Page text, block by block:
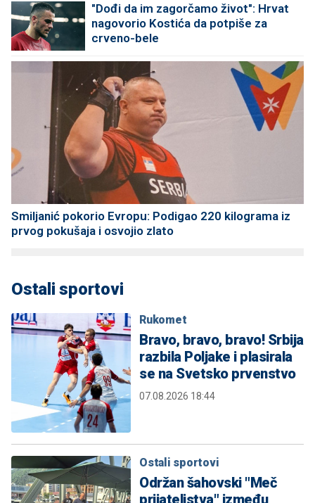
"Dođi da im zagorčamo život": Hrvat
nagovorio Kostića da potpiše za
crveno-bele
Smiljanić pokorio Evropu: Podigao 220 kilograma iz
prvog pokušaja i osvojio zlato
Ostali sportovi
Rukomet
Bravo, bravo, bravo! Srbija
razbila Poljake i plasirala
se na Svetsko prvenstvo
07.08.2026 18:44
Ostali sportovi
Održan šahovski "Meč
prijateljstva" između